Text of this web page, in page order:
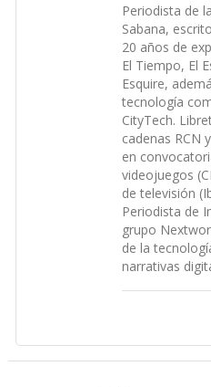
Periodista de
Sabana,
20 años de
El Tiempo, El
Esquire,
tecnología
CityTech.
cadenas RCN
en
videojuegos
de televisión
Periodista de
grupo
de la
narrativas